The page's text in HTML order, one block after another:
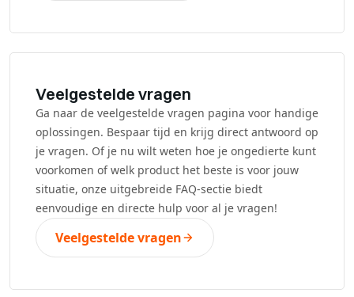
Veelgestelde vragen
Ga naar de veelgestelde vragen pagina voor handige
oplossingen. Bespaar tijd en krijg direct antwoord op
je vragen. Of je nu wilt weten hoe je ongedierte kunt
voorkomen of welk product het beste is voor jouw
situatie, onze uitgebreide FAQ-sectie biedt
eenvoudige en directe hulp voor al je vragen!
Veelgestelde vragen